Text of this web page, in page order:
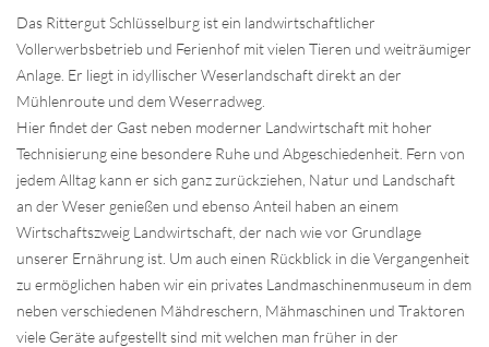
Das Rittergut Schlüsselburg ist ein landwirtschaftlicher
Vollerwerbsbetrieb und Ferienhof mit vielen Tieren und weiträumiger
Anlage. Er liegt in idyllischer Weserlandschaft direkt an der
Mühlenroute und dem Weserradweg.
Hier findet der Gast neben moderner Landwirtschaft mit hoher
Technisierung eine besondere Ruhe und Abgeschiedenheit. Fern von
jedem Alltag kann er sich ganz zurückziehen, Natur und Landschaft
an der Weser genießen und ebenso Anteil haben an einem
Wirtschaftszweig Landwirtschaft, der nach wie vor Grundlage
unserer Ernährung ist. Um auch einen Rückblick in die Vergangenheit
zu ermöglichen haben wir ein privates Landmaschinenmuseum in dem
neben verschiedenen Mähdreschern, Mähmaschinen und Traktoren
viele Geräte aufgestellt sind mit welchen man früher in der